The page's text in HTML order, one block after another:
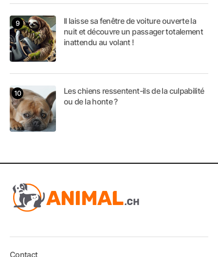
Il laisse sa fenêtre de voiture ouverte la
nuit et découvre un passager totalement
inattendu au volant !
Les chiens ressentent-ils de la culpabilité
ou de la honte ?
Contact